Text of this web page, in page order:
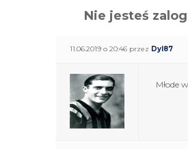
Nie jesteś
11.06.2019 o 20:46 przez Dyl87
Młode